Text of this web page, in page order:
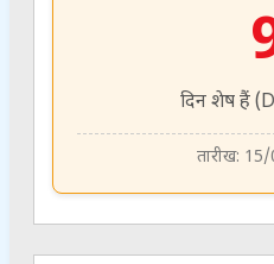
दिन शेष हैं
तारीख: